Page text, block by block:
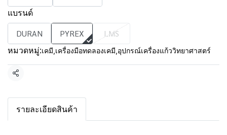
แบรนด์
DURAN PYREX LMS
หมวดหมู่:เคมี เครื่องมือทดลองเคมี อุปกรณ์เครื่องแก้ววิทยาศาสตร์
แชร์
รายละเอียดสินค้า